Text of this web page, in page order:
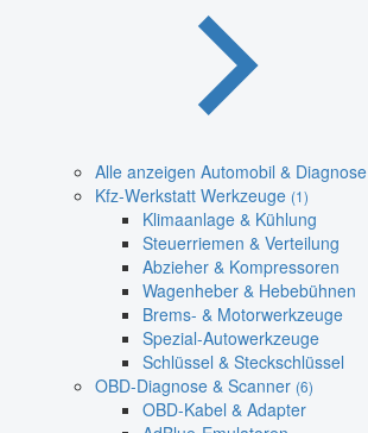
Alle anzeigen Automobil & Diagnose
Kfz-Werkstatt Werkzeuge (1)
Klimaanlage & Kühlung
Steuerriemen & Verteilung
Abzieher & Kompressoren
Wagenheber & Hebebühnen
Brems- & Motorwerkzeuge
Spezial-Autowerkzeuge
Schlüssel & Steckschlüssel
OBD-Diagnose & Scanner (6)
OBD-Kabel & Adapter